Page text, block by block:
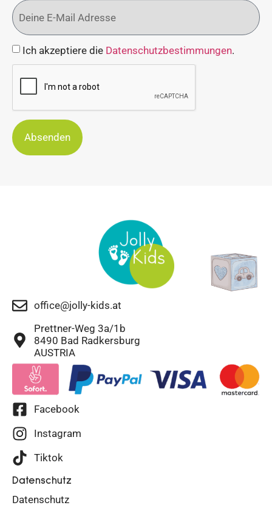
Ich akzeptiere die Datenschutzbestimmungen.
Absenden
office@jolly-kids.at
Prettner-Weg 3a/1b
8490 Bad Radkersburg
AUSTRIA
Facebook
Instagram
Tiktok
Datenschutz
Datenschutz